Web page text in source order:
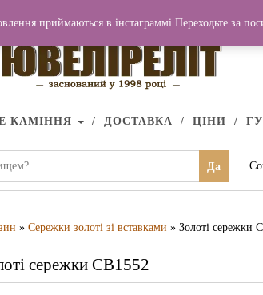
КАМІННЯ ДОСТАВКА ЦІНИ
Да
» Сережки золоті зі вставками » Золоті сережки
сережки СВ1552
приймаються в інстаграммі.Переходьте за